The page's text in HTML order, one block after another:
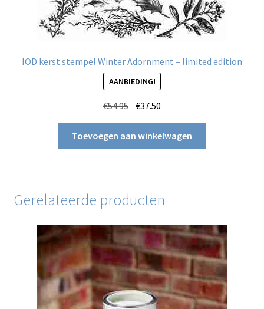
IOD kerst stempel Winter Adornment – limited edition
AANBIEDING!
€54.95 Oorspronkelijke
was:
€54.95.
€37.50
is:
€37.50.
Toevoegen aan winkelwagen
Gerelateerde producten